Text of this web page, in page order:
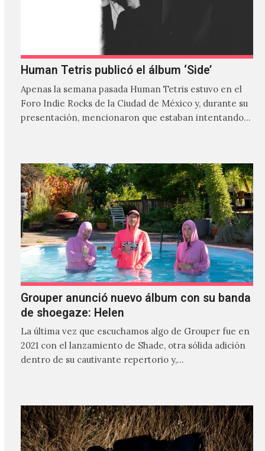
Human Tetris publicó el álbum ‘Side’
Apenas la semana pasada Human Tetris estuvo en el
Foro Indie Rocks de la Ciudad de México y, durante su
presentación, mencionaron que estaban intentando…
Grouper anunció nuevo álbum con su banda
de shoegaze: Helen
La última vez que escuchamos algo de Grouper fue en
2021 con el lanzamiento de Shade, otra sólida adición
dentro de su cautivante repertorio y,…